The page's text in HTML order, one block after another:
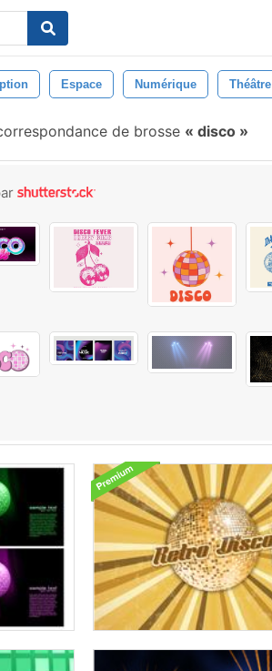
Espace Numérique Théâtre
de brosse disco